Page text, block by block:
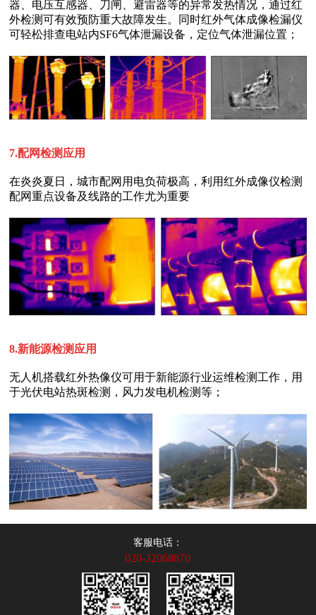
可轻松排查电站内SF6气体泄漏设备，定位气体泄漏位置；
7.配网检测应用
配网重点设备及线路的工作尤为重要
8.新能源检测应用
于光伏电站热斑检测，风力发电机检测等；
客服电话：
020-32068870